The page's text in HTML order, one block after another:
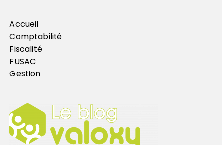
Accueil
Comptabilité
Fiscalité
FUSAC
Gestion